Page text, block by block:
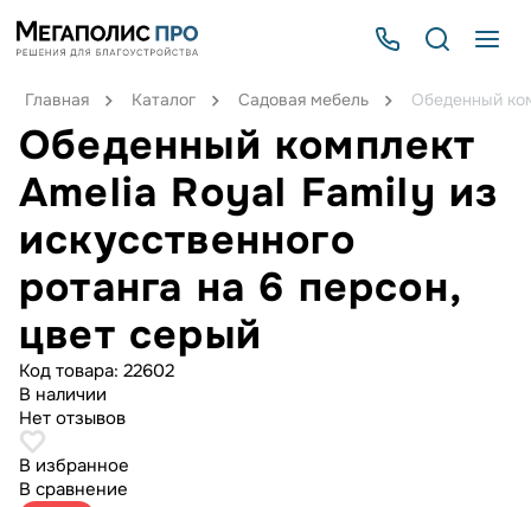
Главная Каталог Садовая мебель Обеденный
Обеденный комплект
Amelia Royal Family из
искусственного
ротанга на 6 персон,
цвет серый
Код товара: 22602
В наличии
Нет отзывов
В избранное
В сравнение